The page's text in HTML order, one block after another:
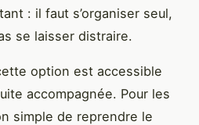
: il faut s’organiser seul,
se laisser distraire.
option est accessible
accompagnée. Pour les
simple de reprendre le